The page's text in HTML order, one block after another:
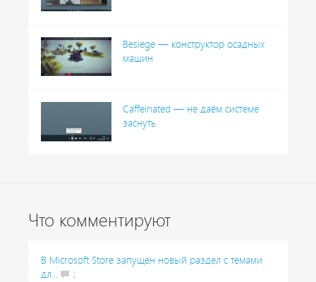
Besiege — конструктор осадных
машин
Caffeinated — не даём системе
заснуть
Что комментируют
В Microsoft Store запущен новый раздел с темами
дл...
1